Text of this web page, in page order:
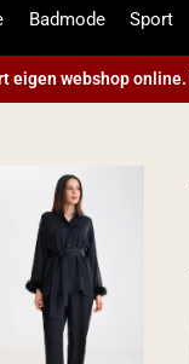
Badmode Sport
eigen webshop